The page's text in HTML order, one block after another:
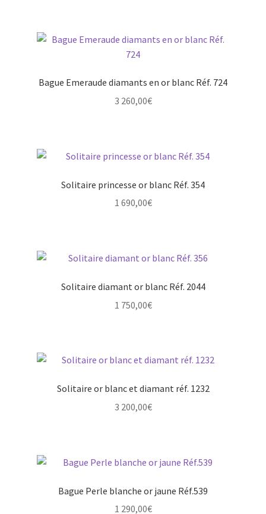
Bague Emeraude diamants en or blanc Réf. 724
3 260,00€
Solitaire princesse or blanc Réf. 354
1 690,00€
Solitaire diamant or blanc Réf. 2044
1 750,00€
Solitaire or blanc et diamant réf. 1232
3 200,00€
Bague Perle blanche or jaune Réf.539
1 290,00€